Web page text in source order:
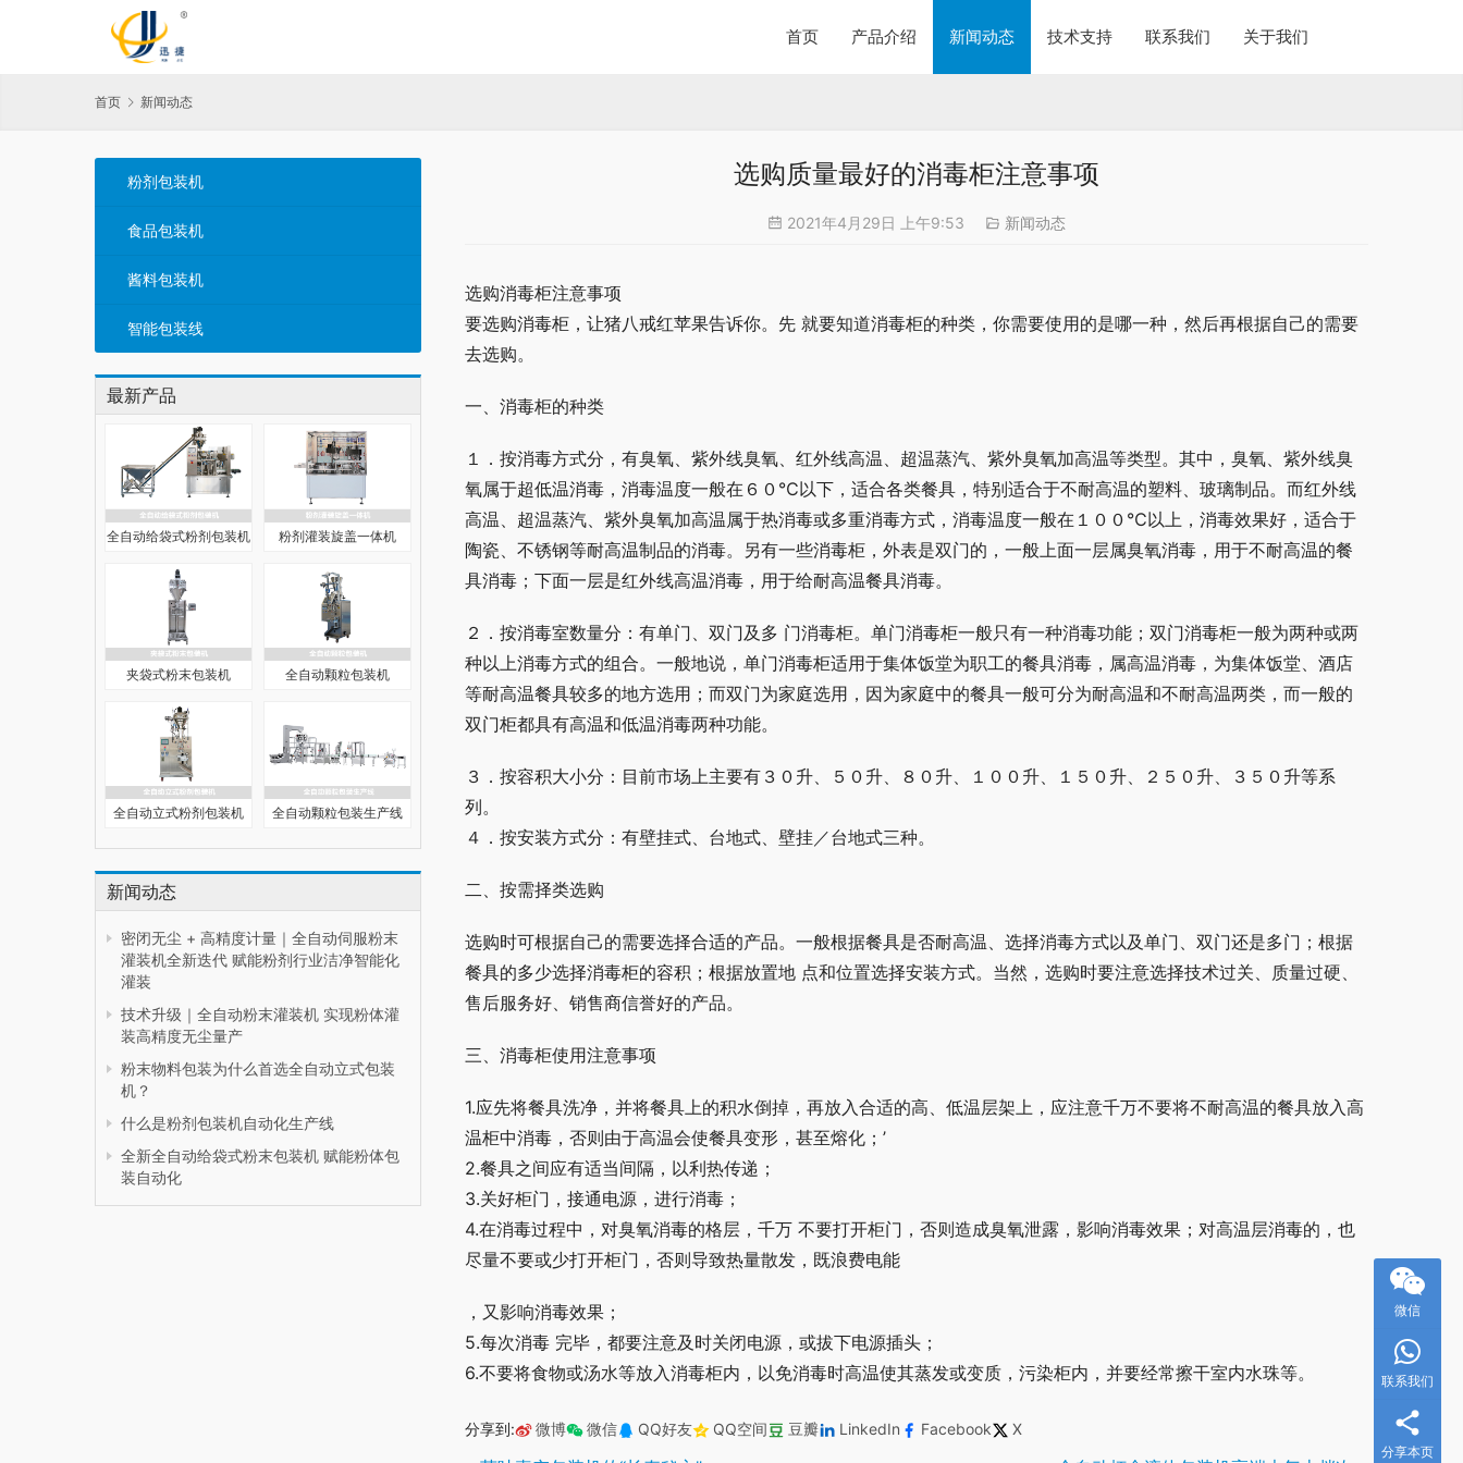
首页 产品介绍 新闻动态 技术支持 联系我们 关于我们
首页 新闻动态
粉剂包装机
食品包装机
酱料包装机
智能包装线
最新产品
全自动给袋式粉剂包装机 粉剂灌装旋盖一体机
夹袋式粉末包装机 全自动颗粒包装机
全自动立式粉剂包装机 全自动颗粒包装生产线
新闻动态
密闭无尘 + 高精度计量｜全自动伺服粉末
灌装机全新迭代 赋能粉剂行业洁净智能化
灌装
技术升级｜全自动粉末灌装机 实现粉体灌
装高精度无尘量产
粉末物料包装为什么首选全自动立式包装
机？
什么是粉剂包装机自动化生产线
全新全自动给袋式粉末包装机 赋能粉体包
装自动化
选购质量最好的消毒柜注意事项
2021年4月29日 上午9:53 新闻动态
选购消毒柜注意事项
要选购消毒柜，让猪八戒红苹果告诉你。先 就要知道消毒柜的种类，你需要使用的是哪一种，然后再根据自己的需要
去选购。
一、消毒柜的种类
１．按消毒方式分，有臭氧、紫外线臭氧、红外线高温、超温蒸汽、紫外臭氧加高温等类型。其中，臭氧、紫外线臭
氧属于超低温消毒，消毒温度一般在６０℃以下，适合各类餐具，特别适合于不耐高温的塑料、玻璃制品。而红外线
高温、超温蒸汽、紫外臭氧加高温属于热消毒或多重消毒方式，消毒温度一般在１００℃以上，消毒效果好，适合于
陶瓷、不锈钢等耐高温制品的消毒。另有一些消毒柜，外表是双门的，一般上面一层属臭氧消毒，用于不耐高温的餐
具消毒；下面一层是红外线高温消毒，用于给耐高温餐具消毒。
２．按消毒室数量分：有单门、双门及多 门消毒柜。单门消毒柜一般只有一种消毒功能；双门消毒柜一般为两种或两
种以上消毒方式的组合。一般地说，单门消毒柜适用于集体饭堂为职工的餐具消毒，属高温消毒，为集体饭堂、酒店
等耐高温餐具较多的地方选用；而双门为家庭选用，因为家庭中的餐具一般可分为耐高温和不耐高温两类，而一般的
双门柜都具有高温和低温消毒两种功能。
３．按容积大小分：目前市场上主要有３０升、５０升、８０升、１００升、１５０升、２５０升、３５０升等系
列。
４．按安装方式分：有壁挂式、台地式、壁挂／台地式三种。
二、按需择类选购
选购时可根据自己的需要选择合适的产品。一般根据餐具是否耐高温、选择消毒方式以及单门、双门还是多门；根据
餐具的多少选择消毒柜的容积；根据放置地 点和位置选择安装方式。当然，选购时要注意选择技术过关、质量过硬、
售后服务好、销售商信誉好的产品。
三、消毒柜使用注意事项
1.应先将餐具洗净，并将餐具上的积水倒掉，再放入合适的高、低温层架上，应注意千万不要将不耐高温的餐具放入高
温柜中消毒，否则由于高温会使餐具变形，甚至熔化；’
2.餐具之间应有适当间隔，以利热传递；
3.关好柜门，接通电源，进行消毒；
4.在消毒过程中，对臭氧消毒的格层，千万 不要打开柜门，否则造成臭氧泄露，影响消毒效果；对高温层消毒的，也
尽量不要或少打开柜门，否则导致热量散发，既浪费电能
，又影响消毒效果；
5.每次消毒 完毕，都要注意及时关闭电源，或拔下电源插头；
6.不要将食物或汤水等放入消毒柜内，以免消毒时高温使其蒸发或变质，污染柜内，并要经常擦干室内水珠等。
分享到: 微博 微信 QQ好友 QQ空间 豆瓣 LinkedIn Facebook X
微信
联系我们
分享本页